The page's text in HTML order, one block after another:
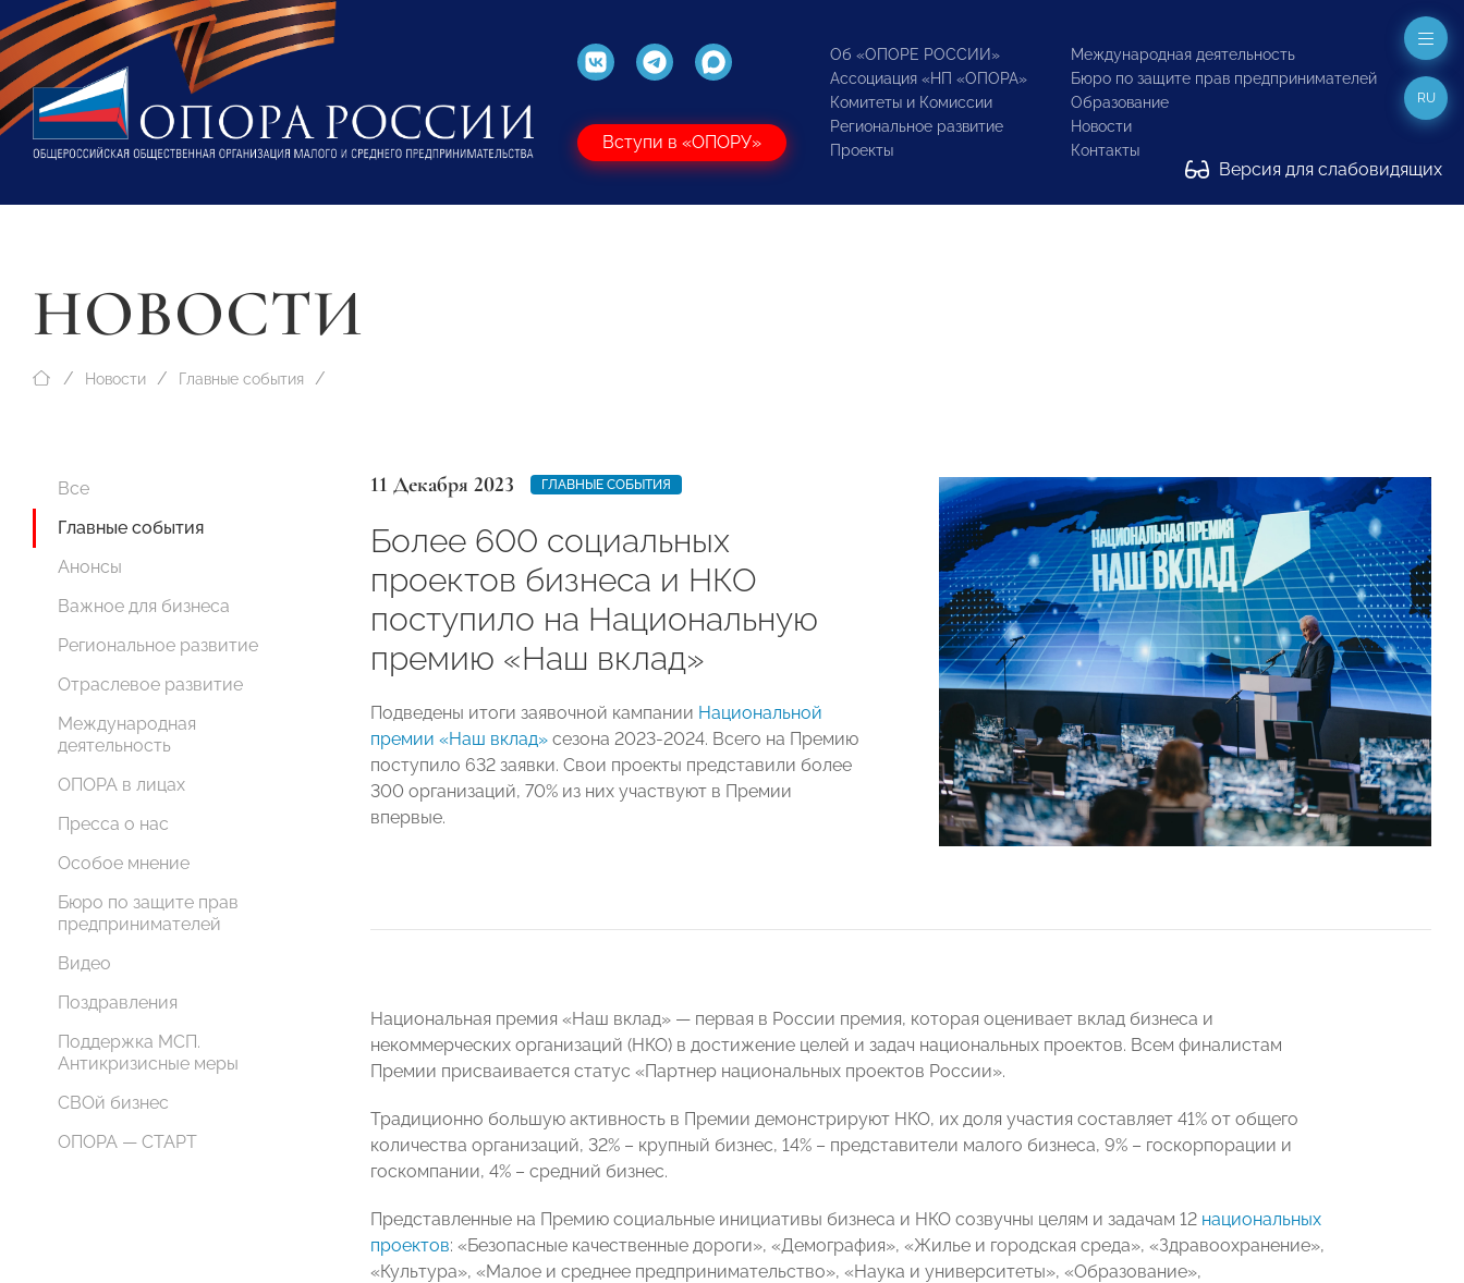
Вступи в «ОПОРУ»
Об «ОПОРЕ РОССИИ»
Ассоциация «НП «ОПОРА»
Комитеты и Комиссии
Региональное развитие
Проекты
Международная деятельность
Бюро по защите прав предпринимателей
Образование
Новости
Контакты
Версия для слабовидящих
RU
НОВОСТИ
Новости Главные события
Все
Главные события
Анонсы
Важное для бизнеса
Региональное развитие
Отраслевое развитие
Международная
деятельность
ОПОРА в лицах
Пресса о нас
Особое мнение
Бюро по защите прав
предпринимателей
Видео
Поздравления
Поддержка МСП.
Антикризисные меры
СВОй бизнес
ОПОРА — СТАРТ
11 Декабря 2023 ГЛАВНЫЕ СОБЫТИЯ
Более 600 социальных
проектов бизнеса и НКО
поступило на Национальную
премию «Наш вклад»
Подведены итоги заявочной кампании Национальной
премии «Наш вклад» сезона 2023-2024. Всего на Премию
поступило 632 заявки. Свои проекты представили более
300 организаций, 70% из них участвуют в Премии
впервые.
Национальная премия «Наш вклад» — первая в России премия, которая оценивает вклад бизнеса и
некоммерческих организаций (НКО) в достижение целей и задач национальных проектов. Всем финалистам
Премии присваивается статус «Партнер национальных проектов России».
Традиционно большую активность в Премии демонстрируют НКО, их доля участия составляет 41% от общего
количества организаций, 32% – крупный бизнес, 14% – представители малого бизнеса, 9% – госкорпорации и
госкомпании, 4% – средний бизнес.
Представленные на Премию социальные инициативы бизнеса и НКО созвучны целям и задачам 12 национальных
проектов: «Безопасные качественные дороги», «Демография», «Жилье и городская среда», «Здравоохранение»,
«Культура», «Малое и среднее предпринимательство», «Наука и университеты», «Образование»,